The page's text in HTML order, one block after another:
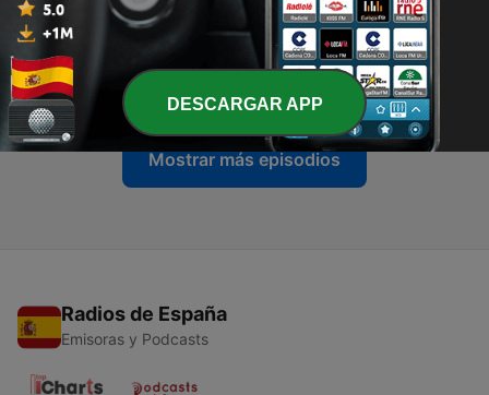
20 mayo 2020
3 - Ejercicio para la liberación emocional
06 abr. 2020
Mostrar más episodios
Radios de España
Emisoras y Podcasts
DESCARGAR APP